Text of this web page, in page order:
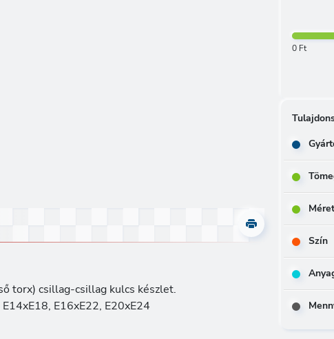
torx) csillag-csillag kulcs készlet.
E16xE22, E20xE24
0 Ft
Méret
Szín